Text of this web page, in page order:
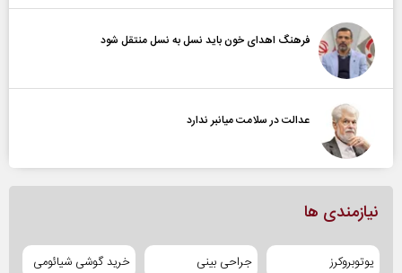
فرهنگ اهدای خون باید نسل به نسل منتقل شود
عدالت در سلامت میانبر ندارد
نیازمندی ها
یوتوبروکرز جراحی بینی خرید گوشی شیائومی